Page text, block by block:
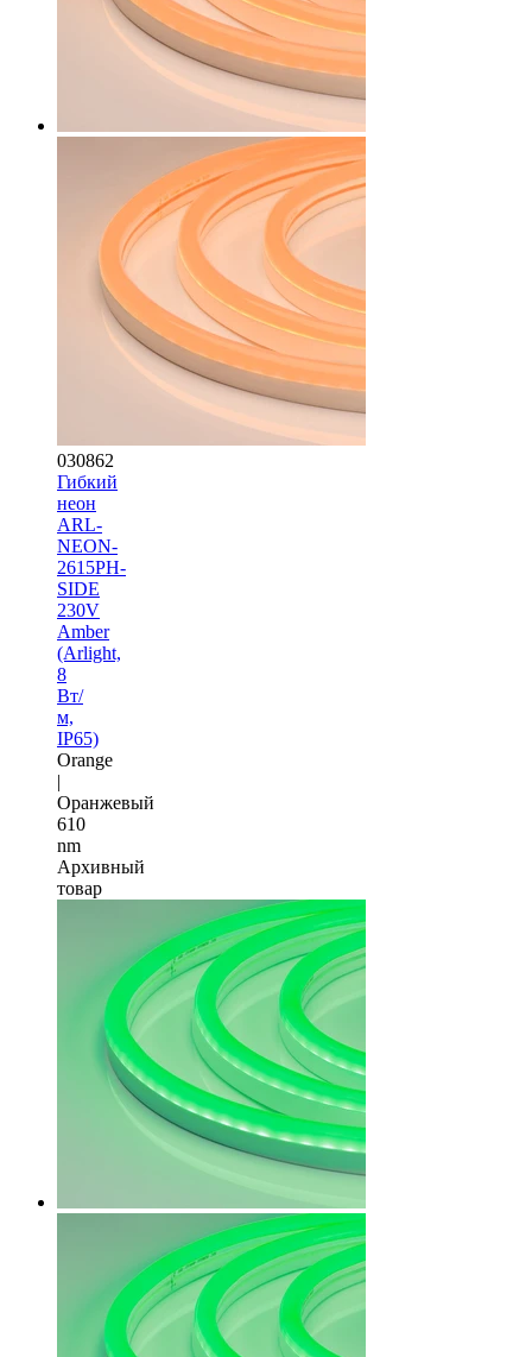
030862
Гибкий
неон
ARL-
NEON-
2615PH-
SIDE
230V
Amber
(Arlight,
8
Вт/
м,
IP65)
Orange
|
Оранжевый
610
nm
Архивный
товар